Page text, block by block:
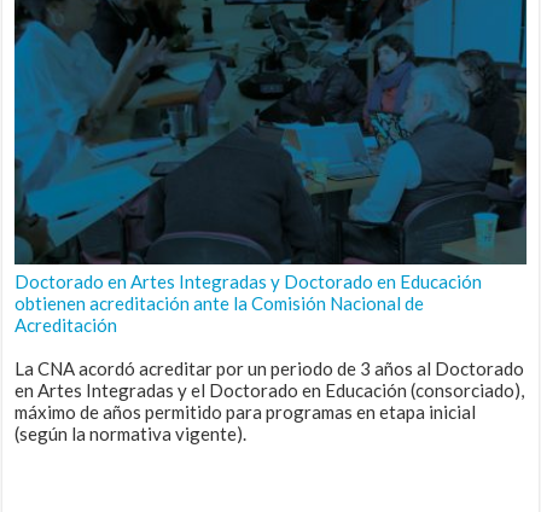
Doctorado en Artes Integradas y Doctorado en Educación
obtienen acreditación ante la Comisión Nacional de
Acreditación
La CNA acordó acreditar por un periodo de 3 años al Doctorado
en Artes Integradas y el Doctorado en Educación (consorciado),
máximo de años permitido para programas en etapa inicial
(según la normativa vigente).